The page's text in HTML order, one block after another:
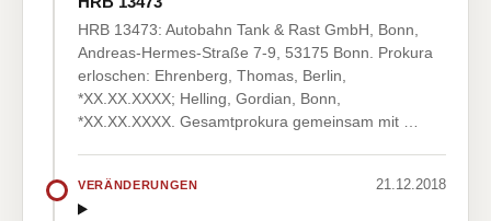
HRB 13473: Autobahn Tank & Rast GmbH, Bonn,
Andreas-Hermes-Straße 7-9, 53175 Bonn. Prokura
erloschen: Ehrenberg, Thomas, Berlin,
*XX.XX.XXXX; Helling, Gordian, Bonn,
*XX.XX.XXXX. Gesamtprokura gemeinsam mit …
VERÄNDERUNGEN 21.12.2018